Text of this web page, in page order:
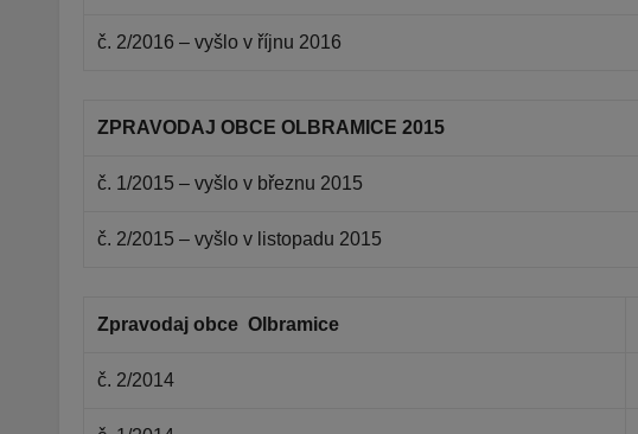
č. 2/2016 – vyšlo v říjnu 2016
ZPRAVODAJ OBCE OLBRAMICE 2015
č. 1/2015 – vyšlo v březnu 2015
č. 2/2015 – vyšlo v listopadu 2015
Zpravodaj obce Olbramice
č. 2/2014